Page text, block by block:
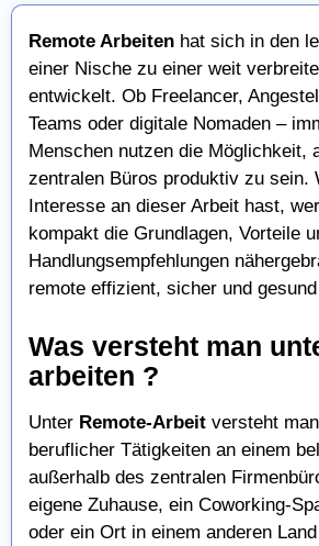
Remote Arbeiten hat sich in den
einer Nische zu einer weit
entwickelt. Ob Freelancer,
Teams oder digitale Nomaden –
Menschen nutzen die Möglichkeit,
zentralen Büros produktiv zu sein.
Interesse an dieser Arbeit hast,
kompakt die Grundlagen, Vorteile
Handlungsempfehlungen
remote effizient, sicher und
Was versteht man
arbeiten ?
Unter Remote-Arbeit versteht
beruflicher Tätigkeiten an einem
außerhalb des zentralen
eigene Zuhause, ein Coworking-
oder ein Ort in einem anderen